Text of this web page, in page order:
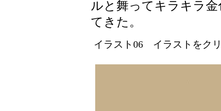
ルと舞ってキラキラ
てきた。
イラスト06 イラストをク